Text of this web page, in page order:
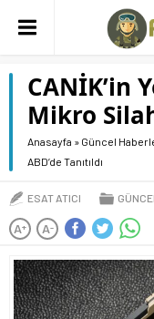
CANİK’in
Mikro
Anasayfa » Güncel
ABD’de Tanıtıldı
ESAT ATICI
A+ A-